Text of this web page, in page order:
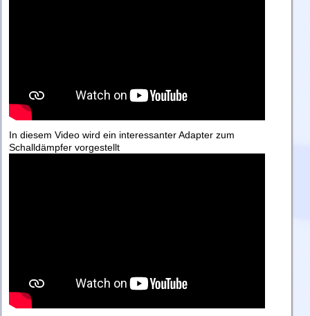
In diesem Video wird ein interessanter Adapter zum
Schalldämpfer vorgestellt